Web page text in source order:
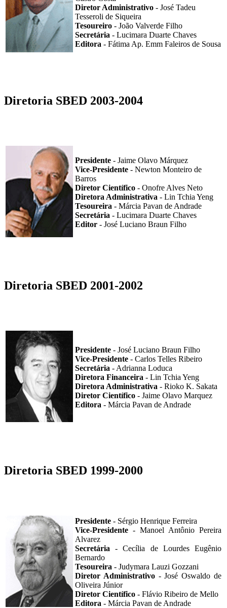
Diretor Administrativo - José Tadeu
Tesseroli de Siqueira
Tesoureiro - João Valverde Filho
Secretária - Lucimara Duarte Chaves
Editora - Fátima Ap. Emm Faleiros de Sousa
Diretoria SBED 2003-2004
Presidente - Jaime Olavo Márquez
Vice-Presidente - Newton Monteiro de
Barros
Diretor Científico - Onofre Alves Neto
Diretora Administrativa - Lin Tchia Yeng
Tesoureira - Márcia Pavan de Andrade
Secretária - Lucimara Duarte Chaves
Editor - José Luciano Braun Filho
Diretoria SBED 2001-2002
Presidente - José Luciano Braun Filho
Vice-Presidente - Carlos Telles Ribeiro
Secretária - Adrianna Loduca
Diretora Financeira - Lin Tchia Yeng
Diretora Administrativa - Rioko K. Sakata
Diretor Científico - Jaime Olavo Marquez
Editora - Márcia Pavan de Andrade
Diretoria SBED 1999-2000
Presidente - Sérgio Henrique Ferreira
Vice-Presidente - Manoel Antônio Pereira
Alvarez
Secretária - Cecília de Lourdes Eugênio
Bernardo
Tesoureira - Judymara Lauzi Gozzani
Diretor Administrativo- José Oswaldo de
Oliveira Júnior
Diretor Científico - Flávio Ribeiro de Mello
Editora - Márcia Pavan de Andrade